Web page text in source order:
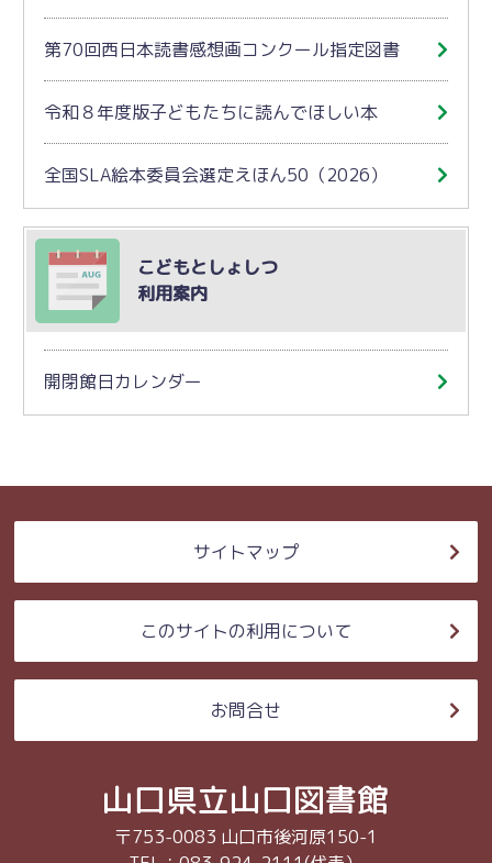
第70回西日本読書感想画コンクール指定図書
令和８年度版子どもたちに読んでほしい本
全国SLA絵本委員会選定えほん50（2026）
こどもとしょしつ
利用案内
開閉館日カレンダー
サイトマップ
このサイトの利用について
お問合せ
山口県立山口図書館
〒753-0083 山口市後河原150-1